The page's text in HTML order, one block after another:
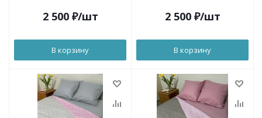
2 500₽/шт
В корзину
2 500₽/шт
В корзину